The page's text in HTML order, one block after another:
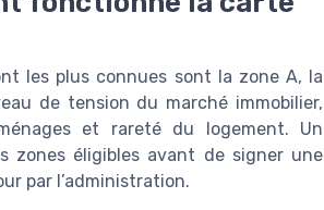
les plus connues sont la zone A, la
de tension du marché immobilier,
et rareté du logement. Un
zones éligibles avant de signer une
par l’administration.